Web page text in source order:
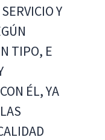
Y
TIPO, E
ÉL, YA